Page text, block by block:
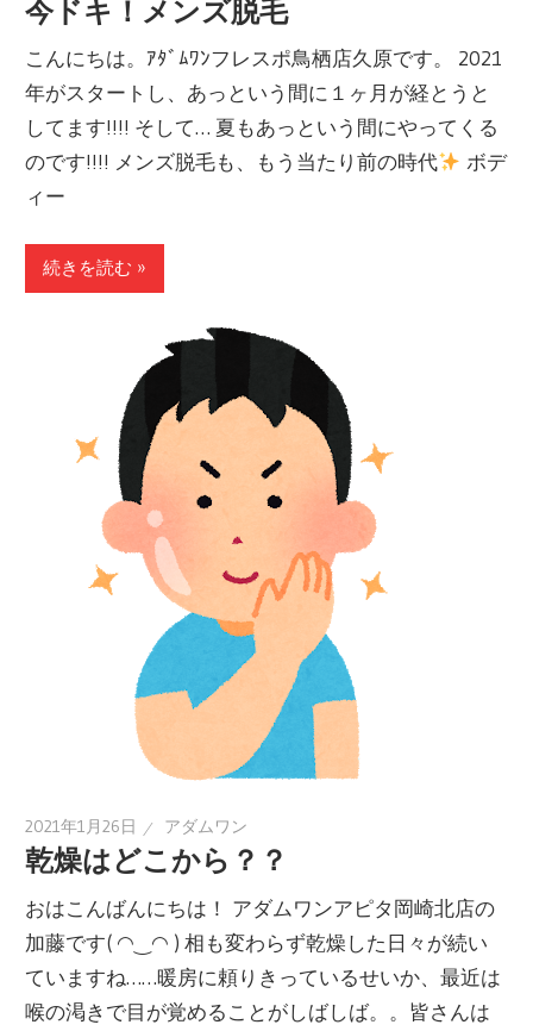
今ドキ！メンズ脱毛
こんにちは。ｱﾀﾞﾑﾜﾝフレスポ鳥栖店久原です。 2021
年がスタートし、あっという間に１ヶ月が経とうと
してます!!!! そして… 夏もあっという間にやってくる
のです!!!! メンズ脱毛も、もう当たり前の時代
ボデ
ィー
続きを読む »
2021年1月26日 アダムワン
乾燥はどこから？？
おはこんばんにちは！ アダムワンアピタ岡崎北店の
加藤です( ◠‿◠ ) 相も変わらず乾燥した日々が続い
ていますね……暖房に頼りきっているせいか、最近は
喉の渇きで目が覚めることがしばしば。。皆さんは